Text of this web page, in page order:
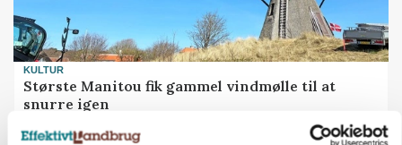
KULTUR
Største Manitou fik gammel vindmølle til at
snurre igen